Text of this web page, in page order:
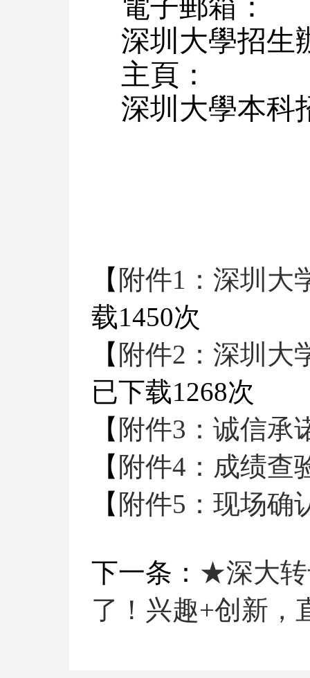
電子郵箱：
深圳大學招生
主頁：
深圳大學本科
【 附件1：深圳大
载1450次
【 附件2：深圳大
已下载1268次
【 附件3：诚信承
【 附件4：成绩查
【 附件5：现场确
下一条： ★深大转
了！兴趣+创新，